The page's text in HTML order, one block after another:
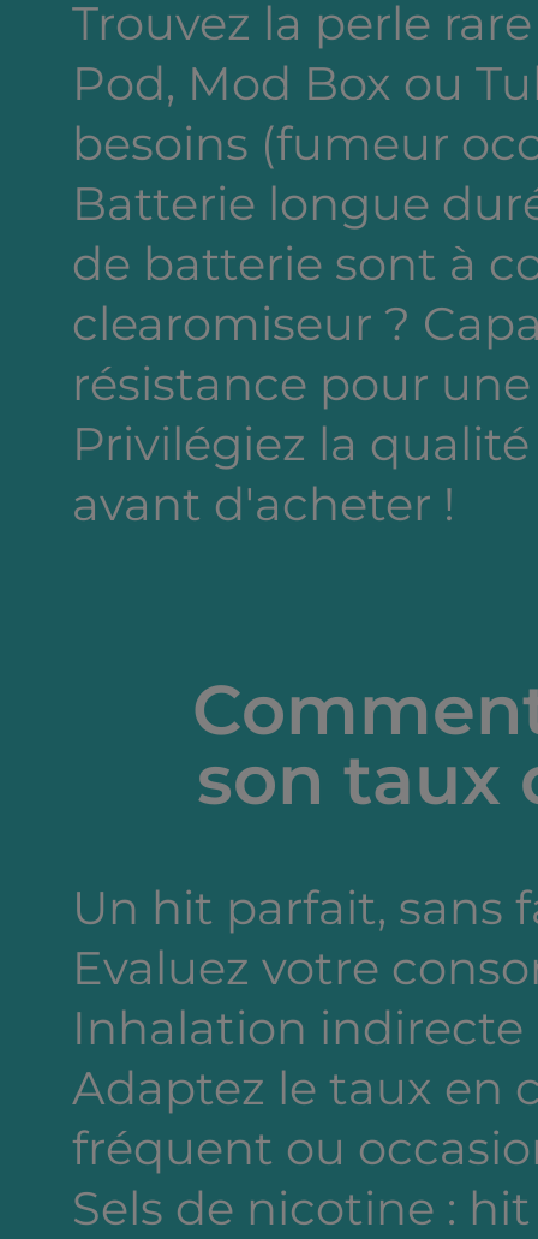
Trouvez la perle
Pod, Mod Box ou
besoins (fumeur
Batterie longue
de batterie sont à
clearomiseur ?
résistance pour
Privilégiez la
avant d'acheter !
son taux
Un hit parfait, sans
Evaluez votre
Inhalation indirecte
Adaptez le taux en
fréquent ou
Sels de nicotine :